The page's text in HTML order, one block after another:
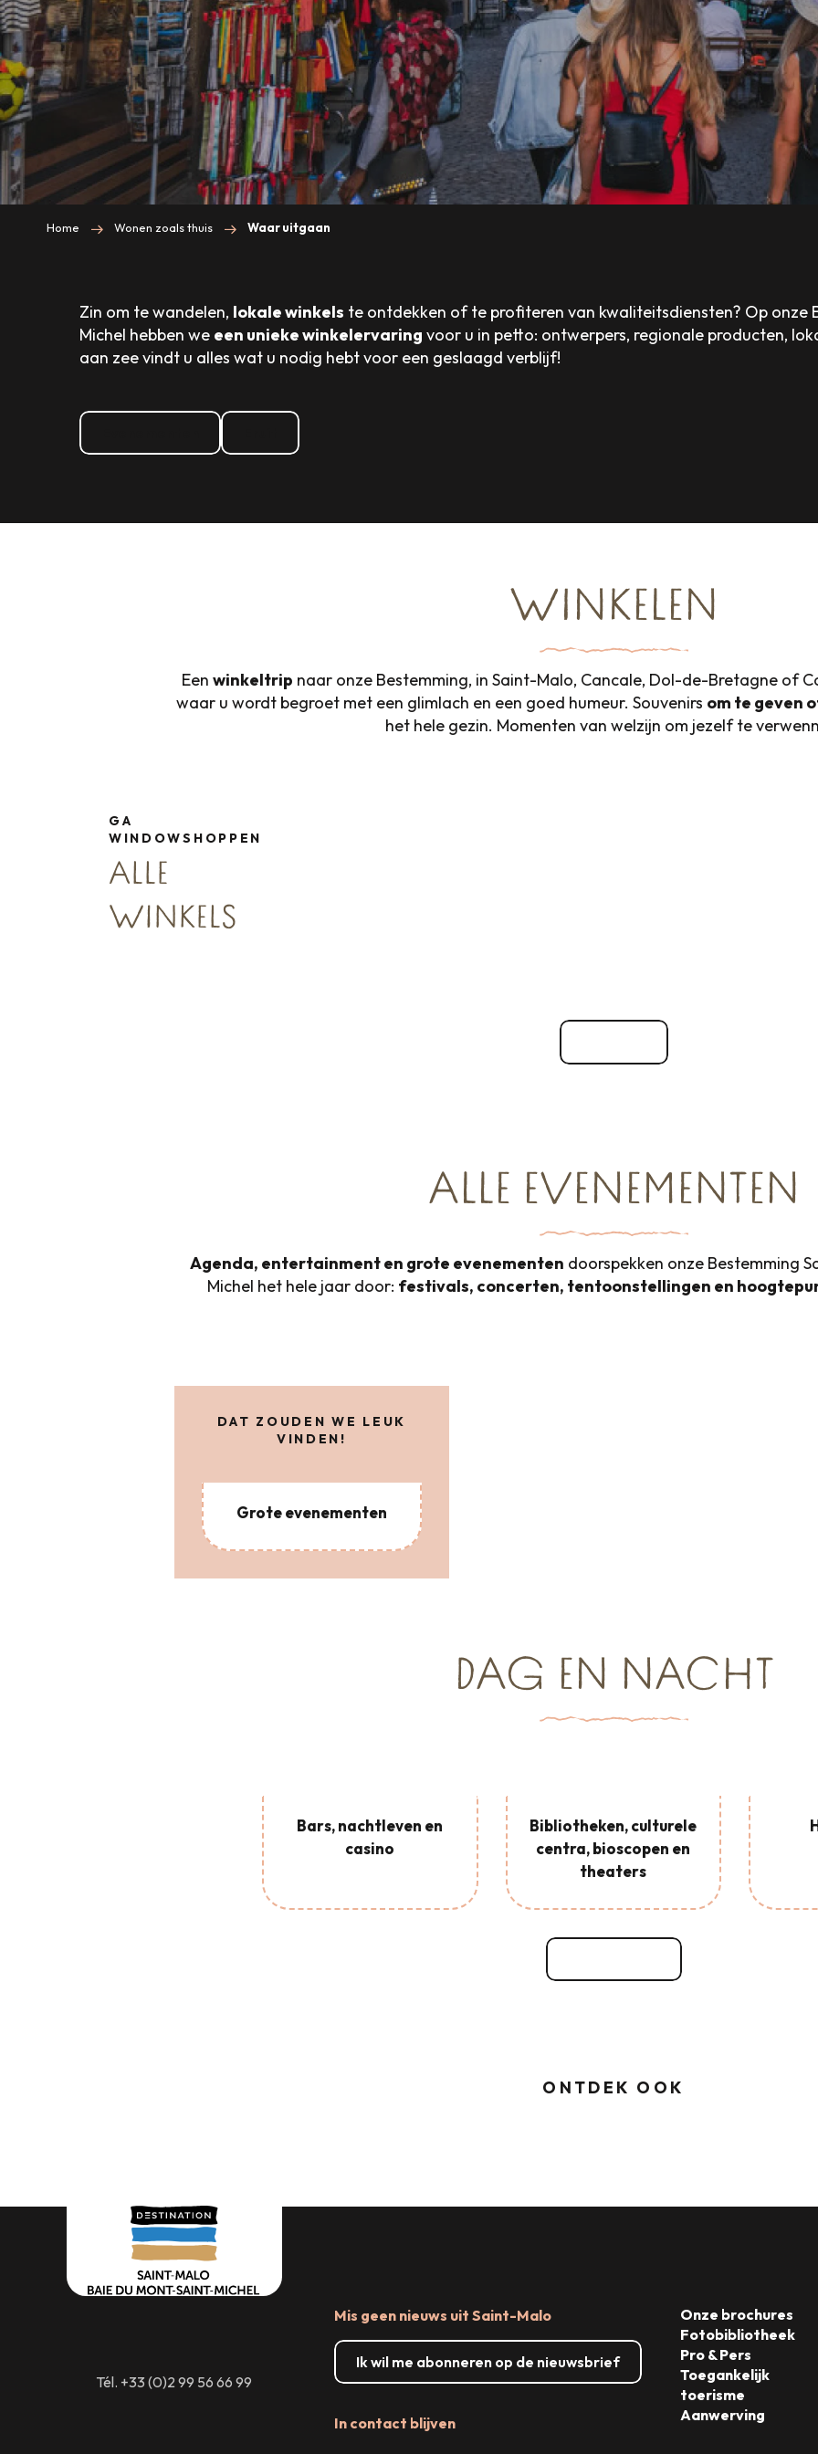
Home Wonen zoals thuis Waar uitgaan
Zin om te wandelen, lokale winkels te ontdekken of te profiteren van kwaliteitsdiensten? Op onze
Michel hebben we een unieke winkelervaring voor u in petto: ontwerpers, regionale producten,
aan zee vindt u alles wat u nodig hebt voor een geslaagd verblijf!
WINKELEN
Een winkeltrip naar onze Bestemming, in Saint-Malo, Cancale, Dol-de-Bretagne of
waar u wordt begroet met een glimlach en een goed humeur. Souvenirs om te geven
het hele gezin. Momenten van welzijn om jezelf te
GA
WINDOWSHOPPEN
ALLE
WINKELS
ALLE EVENEMENTEN
Agenda, entertainment en grote evenementen doorspekken onze Bestemming
Michel het hele jaar door: festivals, concerten, tentoonstellingen en
DAT ZOUDEN WE LEUK
VINDEN!
Grote evenementen
DAG EN NACHT
Bars, nachtleven en
casino
Bibliotheken, culturele
centra, bioscopen en
theaters
ONTDEK OOK
Tél. +33 (0)2 99 56 66 99
Mis geen nieuws uit Saint-Malo
Ik wil me abonneren op de nieuwsbrief
In contact blijven
Onze brochures
Fotobibliotheek
Pro & Pers
Toegankelijk
toerisme
Aanwerving